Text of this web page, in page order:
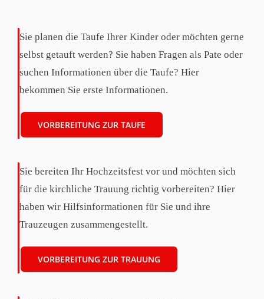
Sie planen die Taufe Ihrer Kinder oder möchten gerne
selbst getauft werden? Sie haben Fragen als Pate oder
suchen Informationen über die Taufe? Hier
bekommen Sie erste Informationen.
VORBEREITUNG ZUR TAUFE
Sie bereiten Ihr Hochzeitsfest vor und möchten sich
für die kirchliche Trauung richtig vorbereiten? Hier
haben wir Hilfsinformationen für Sie und ihre
Trauzeugen zusammengestellt.
VORBEREITUNG ZUR TRAUUNG